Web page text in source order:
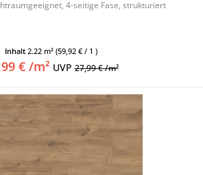
4-seitige Fase, strukturiert
Inhalt 2.22 m² (59,92 € / 1 )
€ /m² UVP27,99 € /m²